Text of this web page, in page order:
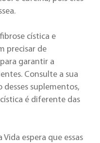
cística e
precisar de
garantir a
Consulte a sua
desses suplementos,
é diferente das
espera que essas